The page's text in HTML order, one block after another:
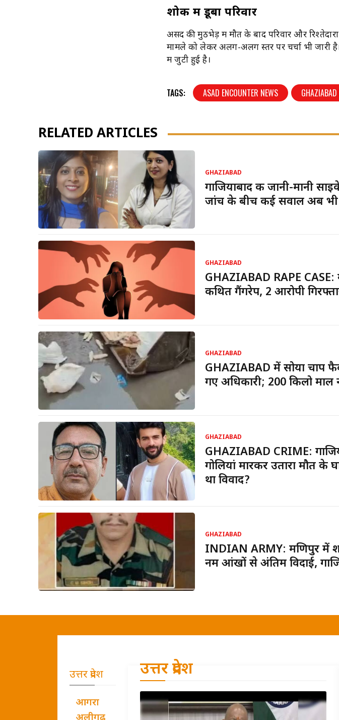
शोक में डूबा परिवार
असद की मुठभेड़ में मौत के बाद परिवार और
मामले को लेकर अलग-अलग स्तर पर चर्चा भी
में जुटी हुई है।
TAGS: ASAD ENCOUNTER NEWS GHAZIABAD
RELATED ARTICLES
GHAZIABAD
गाजियाबाद की जानी-मानी
जांच के बीच कई सवाल अब भी
GHAZIABAD
GHAZIABAD RAPE CASE:
कथित गैंगरेप, 2 आरोपी
GHAZIABAD
GHAZIABAD में सोया चाप
गए अधिकारी; 200 किलो माल
GHAZIABAD
GHAZIABAD CRIME:
गोलियां मारकर उतारा मौत के
था विवाद?
GHAZIABAD
INDIAN ARMY: मणिपुर में
नम आंखों से अंतिम विदाई,
उत्तर प्रदेश
आगरा
उत्तर प्रदेश